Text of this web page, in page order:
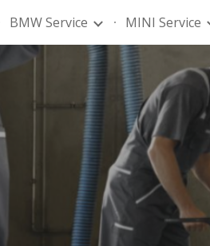
Skip to navigation
BMW Service MINI Service